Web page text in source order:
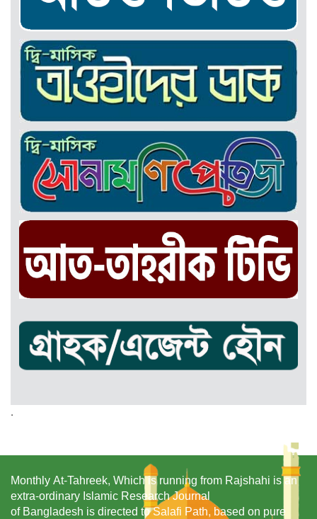
.
Monthly At-Tahreek, Which is running from Rajshahi is an
extra-ordinary Islamic Research Journal
of Bangladesh is directed to Salafi Path, based on pure